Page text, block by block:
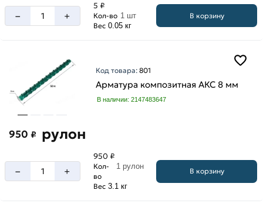
– +
5 ₽
Кол-во 1 шт
Вес 0.05 кг
В корзину
Код товара:801
Арматура композитная АКС 8 мм
В наличии: 2147483647
950 ₽ рулон
– +
950 ₽
Кол-
во
1 рулон
Вес 3.1 кг
В корзину